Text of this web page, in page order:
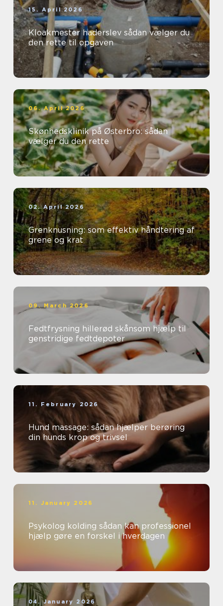
15. April 2026
Kloakmester haderslev sådan vælger du
den rette til opgaven
06. April 2026
Skønhedsklinik på Østerbro: sådan
vælger du den rette
02. April 2026
Grenknusning: som effektiv håndtering af
grene og krat
09. March 2026
Fedtfrysning hillerød skånsom hjælp til
genstridige fedtdepoter
11. February 2026
Hund massage: sådan hjælper berøring
din hunds krop og trivsel
11. January 2026
Psykolog kolding sådan kan professionel
hjælp gøre en forskel i hverdagen
04. January 2026